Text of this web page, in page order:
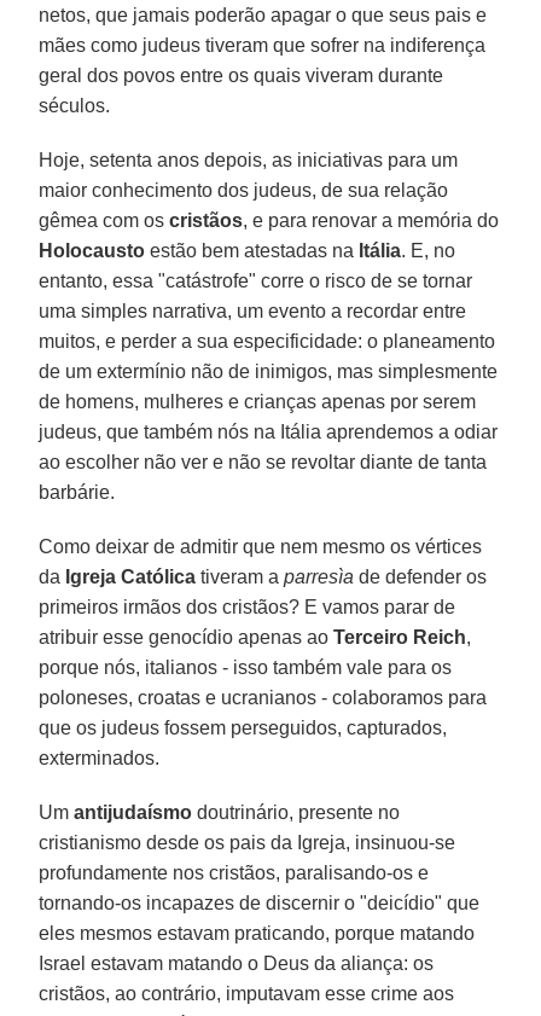
netos, que jamais poderão apagar o que seus pais e
mães como judeus tiveram que sofrer na indiferença
geral dos povos entre os quais viveram durante
séculos.
Hoje, setenta anos depois, as iniciativas para um
maior conhecimento dos judeus, de sua relação
gêmea com oscristãos, e para renovar a memória do
Holocausto estão bem atestadas na Itália. E, no
entanto, essa "catástrofe" corre o risco de se tornar
uma simples narrativa, um evento a recordar entre
muitos, e perder a sua especificidade: o planeamento
de um extermínio não de inimigos, mas simplesmente
de homens, mulheres e crianças apenas por serem
judeus, que também nós na Itália aprendemos a odiar
ao escolher não ver e não se revoltar diante de tanta
barbárie.
Como deixar de admitir que nem mesmo os vértices
da Igreja Católica tiveram aparresìa de defender os
primeiros irmãos dos cristãos? E vamos parar de
atribuir esse genocídio apenas aoTerceiro Reich,
porque nós, italianos - isso também vale para os
poloneses, croatas e ucranianos - colaboramos para
que os judeus fossem perseguidos, capturados,
exterminados.
Umantijudaísmo doutrinário, presente no
cristianismo desde os pais da Igreja, insinuou-se
profundamente nos cristãos, paralisando-os e
tornando-os incapazes de discernir o "deicídio" que
eles mesmos estavam praticando, porque matando
Israel estavam matando o Deus da aliança: os
cristãos, ao contrário, imputavam esse crime aos